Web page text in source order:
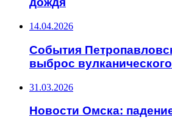
14.04.2026
События
выброс
31.03.2026
Новости Омска: